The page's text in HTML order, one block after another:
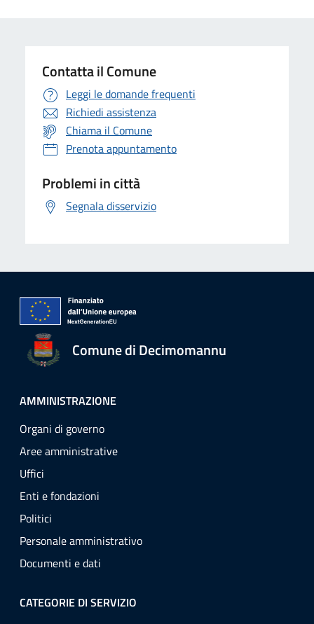
Contatta il Comune
Leggi le domande frequenti
Richiedi assistenza
Chiama il Comune
Prenota appuntamento
Problemi in città
Segnala disservizio
Comune di Decimomannu
AMMINISTRAZIONE
Organi di governo
Aree amministrative
Uffici
Enti e fondazioni
Politici
Personale amministrativo
Documenti e dati
CATEGORIE DI SERVIZIO